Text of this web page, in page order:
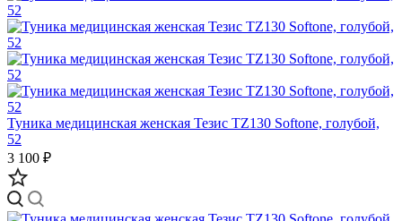
Туника медицинская женская Тезис TZ130 Softone, голубой,
52
3 100 ₽